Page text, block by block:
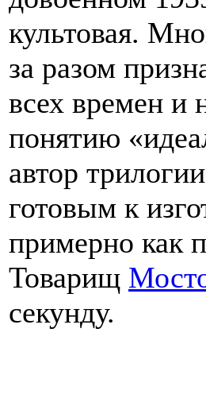
культовая.
за разом
всех времен и
понятию
автор
готовым к
примерно как
Товарищ
секунду.